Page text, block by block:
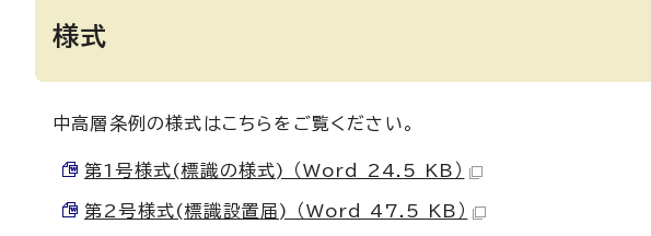
様式
中高層条例の様式はこちらをご覧ください。
第1号様式(標識の様式) （Word 24.5 KB）
第2号様式(標識設置届) （Word 47.5 KB）